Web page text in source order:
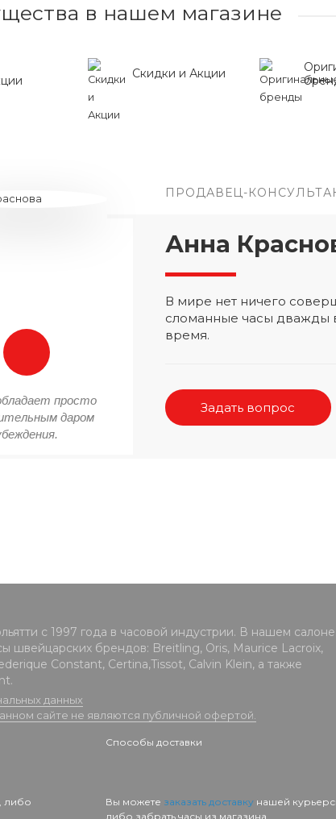
в нашем магазине
Скидки и Акции
ПРОДАВЕЦ-
просто
даром
Анна
В мире нет ничего
сломанные часы дважды
время.
Задать вопрос
с 1997 года в часовой индустрии. В нашем салоне
швейцарских брендов: Breitling, Oris, Maurice Lacroix,
Constant, Certina,Tissot, Calvin Klein, а также
данных
сайте не являются публичной офертой.
либо
Способы доставки
Вы можете заказать доставку нашей
либо забрать часы из магазина.